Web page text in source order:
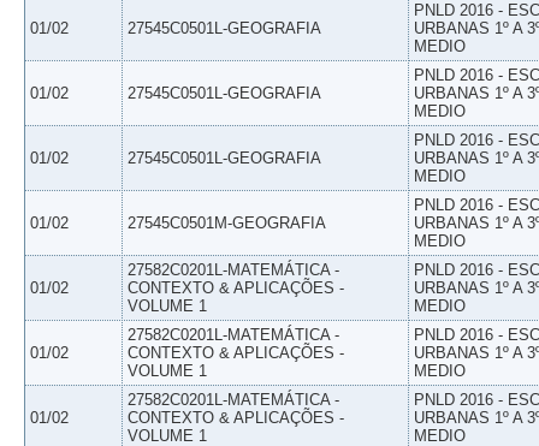
01/02 27545C0501L-GEOGRAFIA
PNLD 2016 -
URBANAS 1º A
MEDIO
01/02 27545C0501L-GEOGRAFIA
PNLD 2016 -
URBANAS 1º A
MEDIO
01/02 27545C0501L-GEOGRAFIA
PNLD 2016 -
URBANAS 1º A
MEDIO
01/02 27545C0501M-GEOGRAFIA
PNLD 2016 -
URBANAS 1º A
MEDIO
01/02
27582C0201L-MATEMÁTICA -
CONTEXTO & APLICAÇÕES -
VOLUME 1
PNLD 2016 -
URBANAS 1º A
MEDIO
01/02
27582C0201L-MATEMÁTICA -
CONTEXTO & APLICAÇÕES -
VOLUME 1
PNLD 2016 -
URBANAS 1º A
MEDIO
01/02
27582C0201L-MATEMÁTICA -
CONTEXTO & APLICAÇÕES -
VOLUME 1
PNLD 2016 -
URBANAS 1º A
MEDIO